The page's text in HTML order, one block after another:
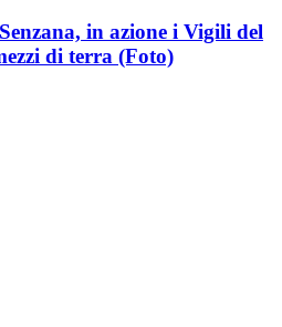
in azione i Vigili del
di terra (Foto)